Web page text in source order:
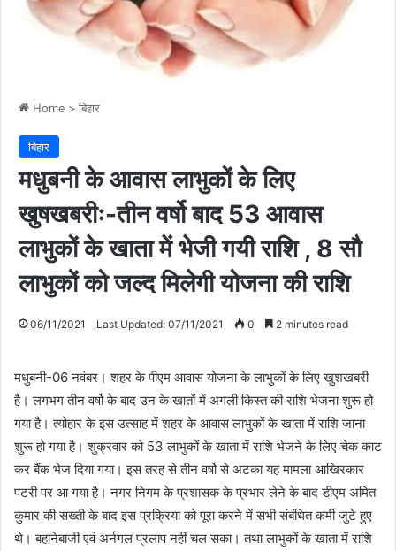
Home > बिहार
बिहार
मधुबनी के आवास लाभुकों के लिए
खुषखबरीः-तीन वर्षो बाद 53 आवास
लाभुकों के खाता में भेजी गयी राशि , 8 सौ
लाभुकों को जल्द मिलेगी योजना की राशि
06/11/2021 Last Updated: 07/11/2021 0 2 minutes read
मधुबनी-06 नवंबर। शहर के पीएम आवास योजना के लाभुकों के लिए खुशखबरी
है। लगभग तीन वर्षो के बाद उन के खातों में अगली किस्त की राशि भेजना शुरू हो
गया है। त्योहार के इस उत्साह में शहर के आवास लाभुकों के खाता में राशि जाना
शुरू हो गया है। शुक्रवार को 53 लाभुकों के खाता में राशि भेजने के लिए चेक काट
कर बैंक भेज दिया गया। इस तरह से तीन वर्षो से अटका यह मामला आखिरकार
पटरी पर आ गया है। नगर निगम के प्रशासक के प्रभार लेने के बाद डीएम अमित
कुमार की सख्ती के बाद इस प्रक्रिया को पूरा करने में सभी संबंधित कर्मी जुटे हुए
थे। बहानेबाजी एवं अर्नगल प्रलाप नहीं चल सका। तथा लाभुकों के खाता में राशि